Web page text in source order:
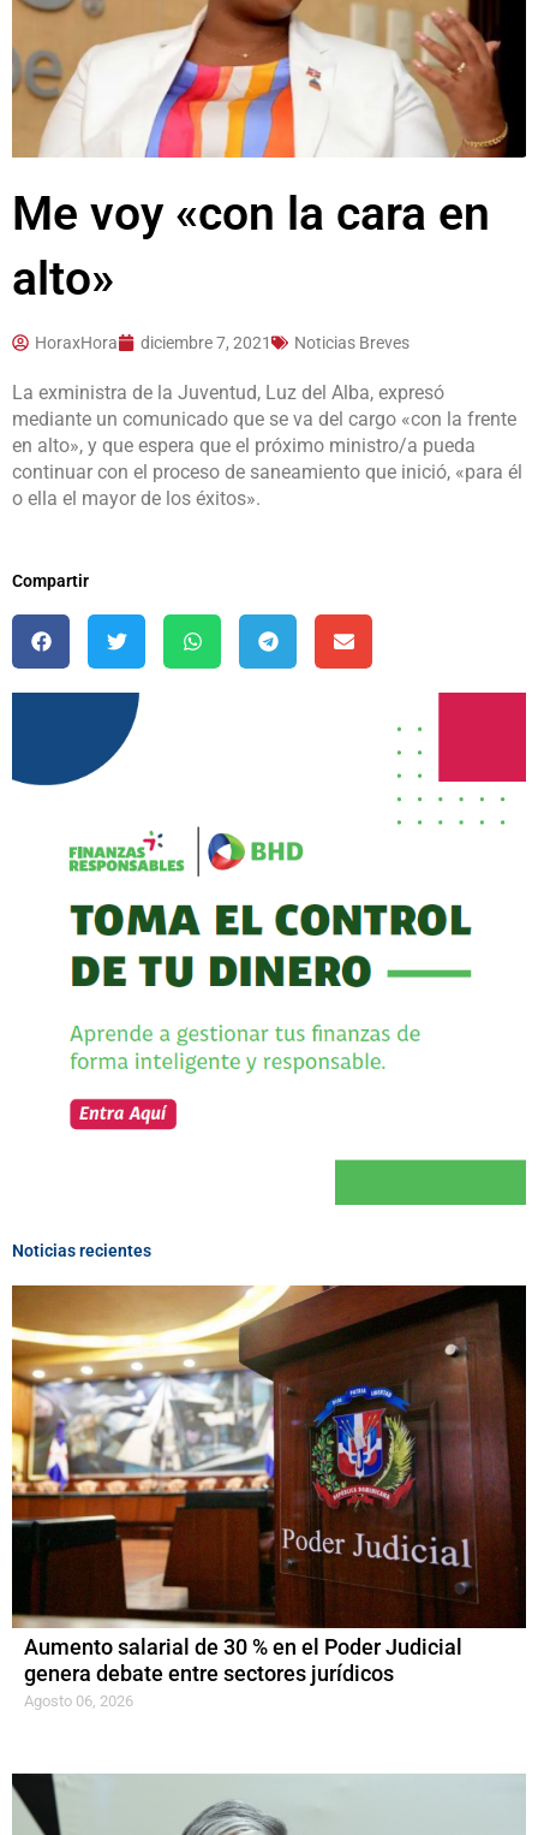
Me voy «con la cara en
alto»
HoraxHora diciembre 7, 2021 Noticias Breves
La exministra de la Juventud, Luz del Alba, expresó
mediante un comunicado que se va del cargo «con la frente
en alto», y que espera que el próximo ministro/a pueda
continuar con el proceso de saneamiento que inició, «para él
o ella el mayor de los éxitos».
Compartir
Noticias recientes
Aumento salarial de 30 % en el Poder Judicial
genera debate entre sectores jurídicos
Agosto 06, 2026